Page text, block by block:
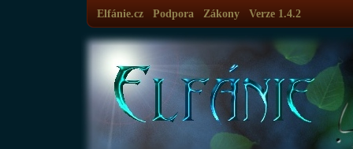
Elfánie.cz Podpora Zákony Verze 1.4.2